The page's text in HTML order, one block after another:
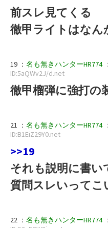
前スレ見てくる
徹甲ライトはなん
19 ： 名も無きハンターHR774
ID:5aQWv2J/d.net
徹甲榴弾に強打の
21 ： 名も無きハンターHR774
ID:B1EiZ29Y0.net
>>19
それも説明に書い
質問スレいってこ
22 ： 名も無きハンターHR774